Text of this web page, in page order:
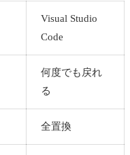
Visual Studio
Code
何度でも戻れ
る
全置換